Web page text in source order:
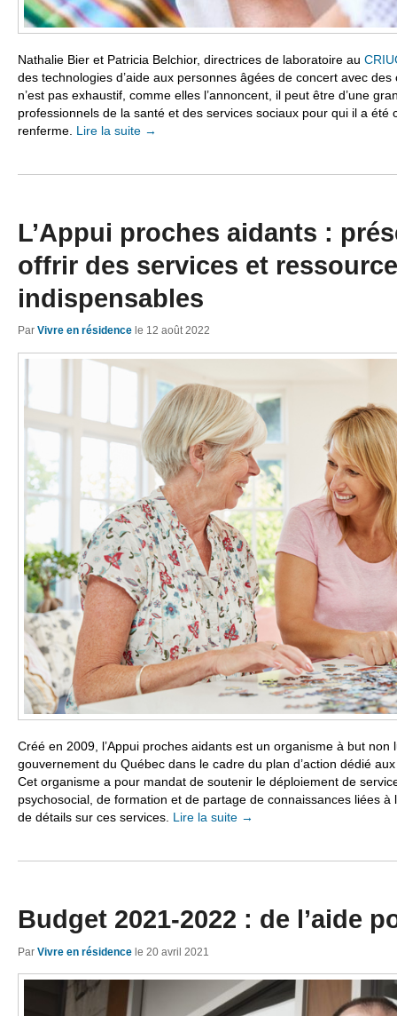
Nathalie Bier et Patricia Belchior, directrices de laboratoire au
des technologies d’aide aux personnes âgées de concert avec
n’est pas exhaustif, comme elles l’annoncent, il peut être d’une
professionnels de la santé et des services sociaux pour qui il a été
renferme. Lire la suite →
L’Appui proches aidants :
offrir des services et
indispensables
Par Vivre en résidence le 12 août 2022
Créé en 2009, l’Appui proches aidants est un organisme à but non
gouvernement du Québec dans le cadre du plan d’action dédié
Cet organisme a pour mandat de soutenir le déploiement de
psychosocial, de formation et de partage de connaissances liées à
de détails sur ces services. Lire la suite →
Budget 2021-2022 : de l’aide
Par Vivre en résidence le 20 avril 2021